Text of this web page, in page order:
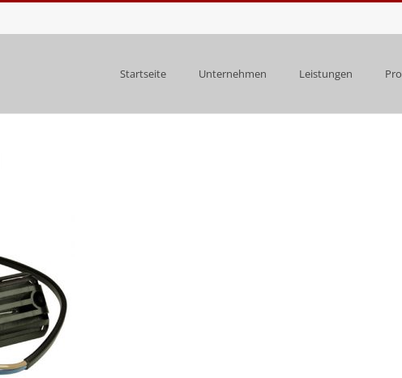
Startseite Unternehmen Leistungen